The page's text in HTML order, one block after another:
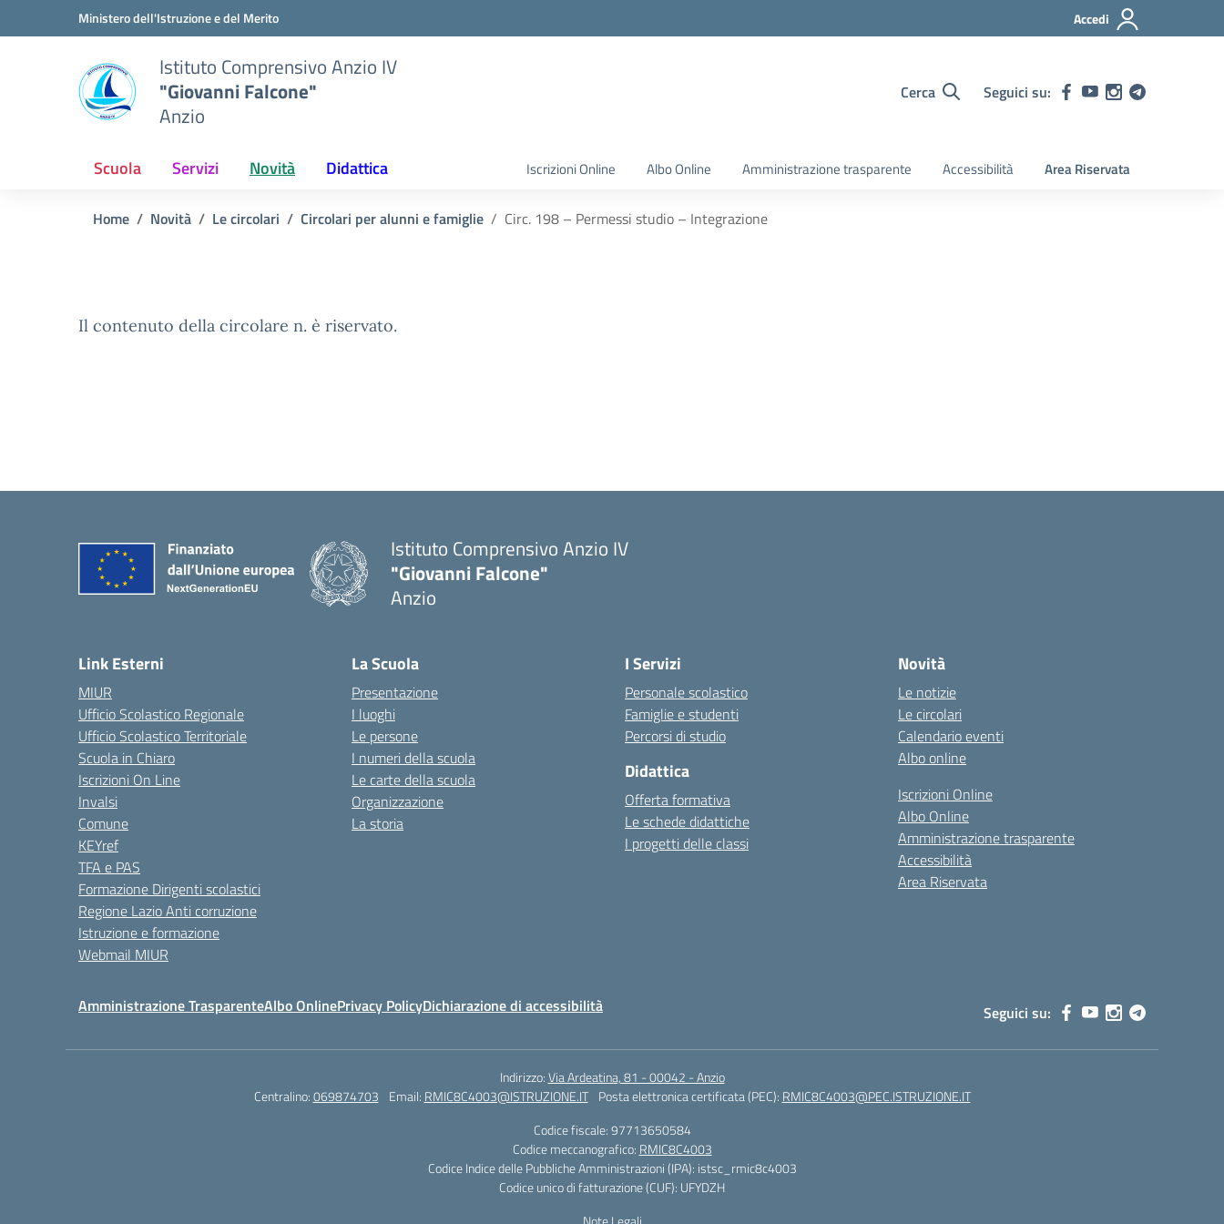
Vai ai contenuti
Vai al menu di navigazioneMinistero dell'Istruzione e del Merito Accedi
Istituto Comprensivo Anzio IV
"Giovanni Falcone"
Anzio
Cerca Seguici su:
Scuola Servizi Novità Didattica Iscrizioni Online Albo Online Amministrazione trasparente Accessibilità Area Riservata
Home Novità Le circolari Circolari per alunni e famiglie Circ. 198 – Permessi studio – Integrazione
Il contenuto della circolare n. è riservato.
Istituto Comprensivo Anzio IV
"Giovanni Falcone"
Anzio
Link Esterni
MIUR
Ufficio Scolastico Regionale
Ufficio Scolastico Territoriale
Scuola in Chiaro
Iscrizioni On Line
Invalsi
Comune
KEYref
TFA e PAS
Formazione Dirigenti scolastici
Regione Lazio Anti corruzione
Istruzione e formazione
Webmail MIUR
La Scuola
Presentazione
I luoghi
Le persone
I numeri della scuola
Le carte della scuola
Organizzazione
La storia
I Servizi
Personale scolastico
Famiglie e studenti
Percorsi di studio
Didattica
Offerta formativa
Le schede didattiche
I progetti delle classi
Novità
Le notizie
Le circolari
Calendario eventi
Albo online
Iscrizioni Online
Albo Online
Amministrazione trasparente
Accessibilità
Area Riservata
Amministrazione TrasparenteAlbo OnlinePrivacy PolicyDichiarazione di accessibilità Seguici su:
Indirizzo:Via Ardeatina, 81 - 00042 - Anzio
Centralino:069874703 Email: RMIC8C4003@ISTRUZIONE.IT Posta elettronica certificata (PEC): RMIC8C4003@PEC.ISTRUZIONE.IT
Codice fiscale: 97713650584
Codice meccanografico: RMIC8C4003
Codice Indice delle Pubbliche Amministrazioni (IPA): istsc_rmic8c4003
Codice unico di fatturazione (CUF): UFYDZH